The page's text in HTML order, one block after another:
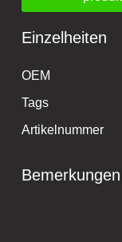
Einzelheiten
OEM
Tags
Artikelnummer
Bemerkungen